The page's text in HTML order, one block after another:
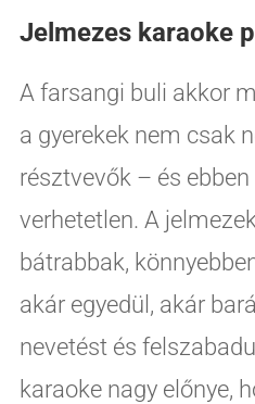
Jelmezes karaoke
A farsangi buli akkor
a gyerekek nem csak
résztvevők – és
verhetetlen. A
bátrabbak,
akár egyedül, akár
nevetést és
karaoke nagy előnye,